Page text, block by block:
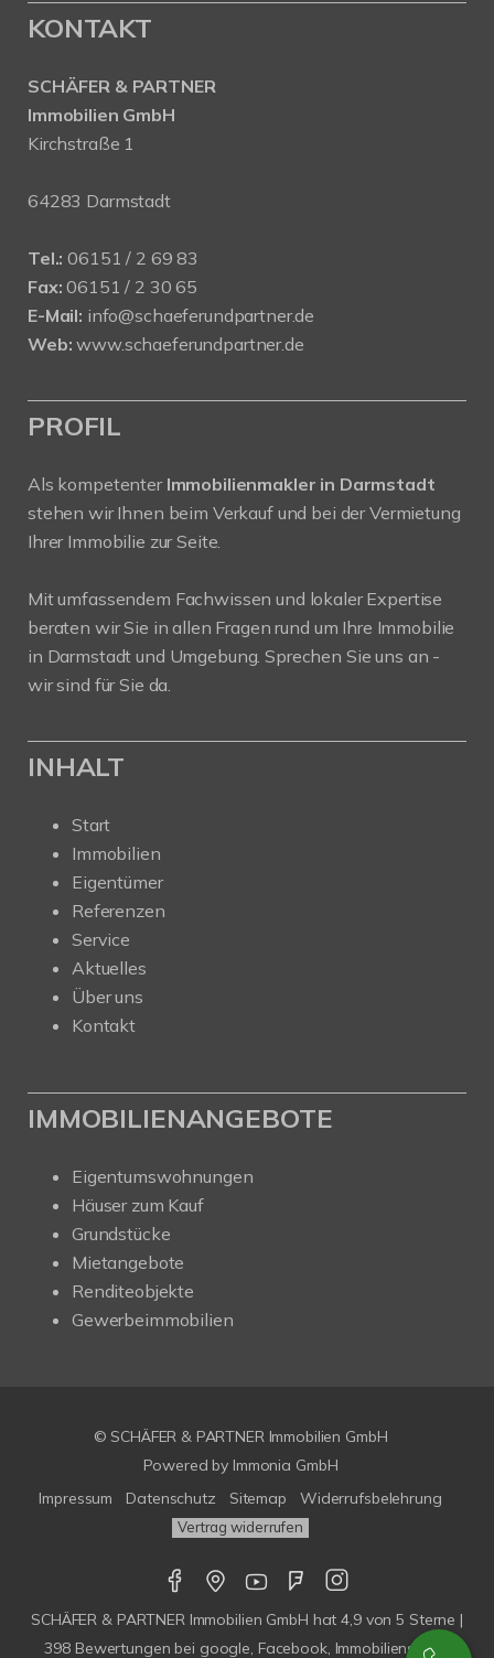
KONTAKT
SCHÄFER & PARTNER
Immobilien GmbH
Kirchstraße 1
64283 Darmstadt
Tel.: 06151 / 2 69 83
Fax: 06151 / 2 30 65
E-Mail: info@schaeferundpartner.de
Web: www.schaeferundpartner.de
PROFIL
Als kompetenter Immobilienmakler in Darmstadt
stehen wir Ihnen beim Verkauf und bei der Vermietung
Ihrer Immobilie zur Seite.
Mit umfassendem Fachwissen und lokaler Expertise
beraten wir Sie in allen Fragen rund um Ihre Immobilie
in Darmstadt und Umgebung. Sprechen Sie uns an -
wir sind für Sie da.
INHALT
Start
Immobilien
Eigentümer
Referenzen
Service
Aktuelles
Über uns
Kontakt
IMMOBILIENANGEBOTE
Eigentumswohnungen
Häuser zum Kauf
Grundstücke
Mietangebote
Renditeobjekte
Gewerbeimmobilien
© SCHÄFER & PARTNER Immobilien GmbH
Powered by Immonia GmbH
Impressum
Datenschutz Sitemap Widerrufsbelehrung
Vertrag widerrufen
SCHÄFER & PARTNER Immobilien GmbH hat4,9von5 Sterne |
398 Bewertungen bei google, Facebook, Immobilienscout,